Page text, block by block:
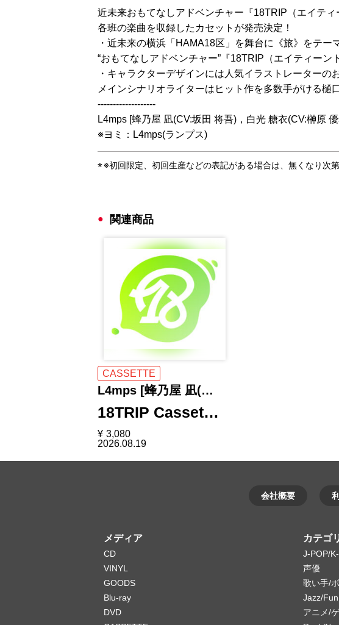
近未来おもてなしアドベンチャー『18TRIP（エイティ
各班の楽曲を収録したカセットが発売決定！
・近未来の横浜「HAMA18区」を舞台に《旅》をテー
“おもてなしアドベンチャー”『18TRIP（エイティーン
・キャラクターデザインには人気イラストレーターの
メインシナリオライターはヒット作を多数手がける樋
-------------------
L4mps [蜂乃屋 凪(CV:坂田 将吾)，白光 糖衣(CV:榊原
※ヨミ：L4mps(ランプス)
※初回限定、初回生産などの表記がある場合は、無くなり次
関連商品
CASSETTE
L4mps [蜂乃屋 凪(…
18TRIP Casset…
¥ 3,080
2026.08.19
会社概要
メディア
CD
VINYL
GOODS
Blu-ray
DVD
カテゴ
J-POP/
声優
歌い手/
Jazz/
アニメ/